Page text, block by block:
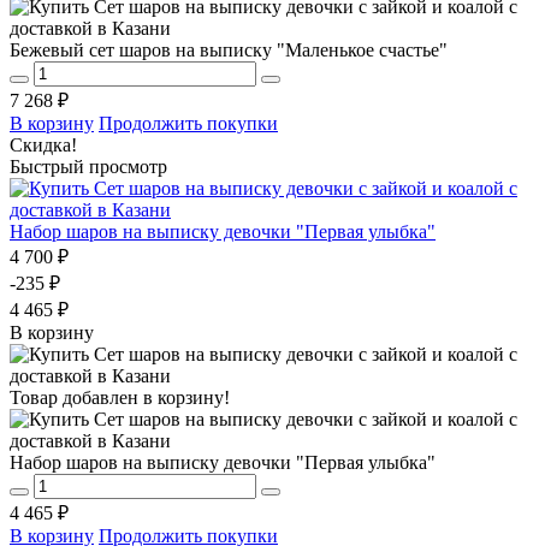
Бежевый сет шаров на выписку "Маленькое счастье"
7 268 ₽
В корзину Продолжить покупки
Скидка!
Быстрый просмотр
Набор шаров на выписку девочки "Первая улыбка"
4 700 ₽
-235 ₽
4 465 ₽
В корзину
Товар добавлен в корзину!
Набор шаров на выписку девочки "Первая улыбка"
4 465 ₽
В корзину Продолжить покупки